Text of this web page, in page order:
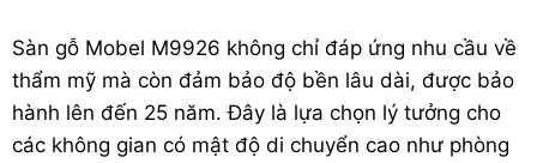
Sàn gỗ Mobel M9926 không chỉ đáp ứng nhu cầu về
thẩm mỹ mà còn đảm bảo độ bền lâu dài, được bảo
hành lên đến 25 năm. Đây là lựa chọn lý tưởng cho
các không gian có mật độ di chuyển cao như phòng